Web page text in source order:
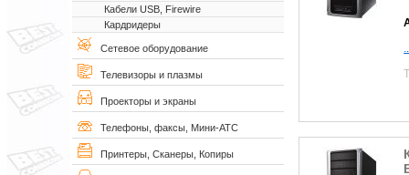
Кабели USB, Firewire
Кардридеры
Сетевое оборудование
Телевизоры и плазмы
Проекторы и экраны
Телефоны, факсы, Мини-АТС
Принтеры, Сканеры, Копиры